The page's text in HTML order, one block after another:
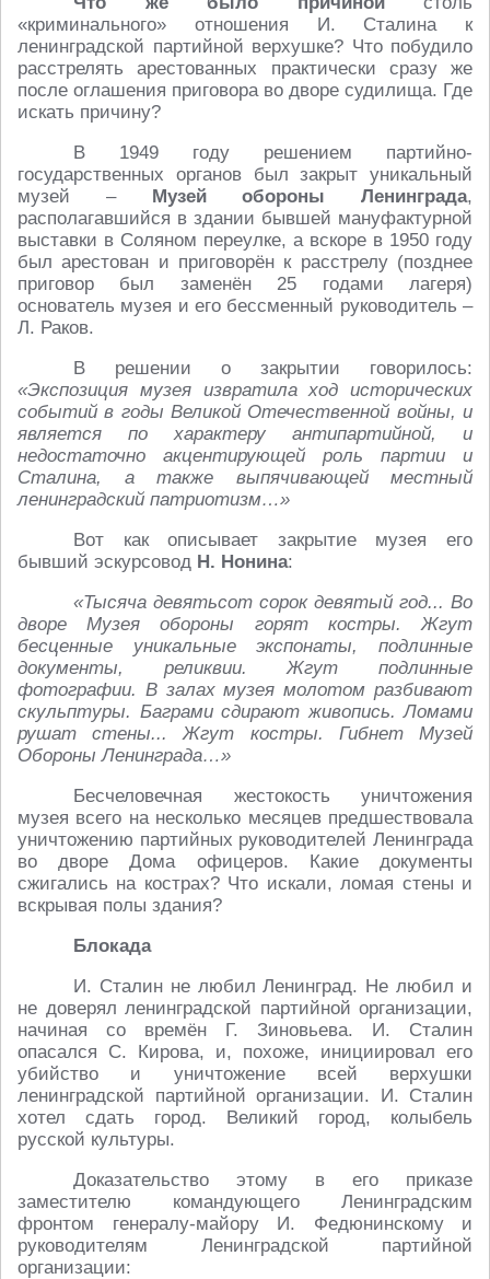
«криминального» отношения И. Сталина к
ленинградской партийной верхушке? Что побудило
расстрелять арестованных практически сразу же
после оглашения приговора во дворе судилища. Где
искать причину?
В 1949 году решением партийно-
государственных органов был закрыт уникальный
музей – Музей обороны Ленинграда,
располагавшийся в здании бывшей мануфактурной
выставки в Соляном переулке, а вскоре в 1950 году
был арестован и приговорён к расстрелу (позднее
приговор был заменён 25 годами лагеря)
основатель музея и его бессменный руководитель –
Л. Раков.
В решении о закрытии говорилось:
«Экспозиция музея извратила ход исторических
событий в годы Великой Отечественной войны, и
является по характеру антипартийной, и
недостаточно акцентирующей роль партии и
Сталина, а также выпячивающей местный
ленинградский патриотизм…»
Вот как описывает закрытие музея его
бывший эскурсовод Н. Нонина:
«Тысяча девятьсот сорок девятый год... Во
дворе Музея обороны горят костры. Жгут
бесценные уникальные экспонаты, подлинные
документы, реликвии. Жгут подлинные
фотографии. В залах музея молотом разбивают
скульптуры. Баграми сдирают живопись. Ломами
рушат стены... Жгут костры. Гибнет Музей
Обороны Ленинграда…»
Бесчеловечная жестокость уничтожения
музея всего на несколько месяцев предшествовала
уничтожению партийных руководителей Ленинграда
во дворе Дома офицеров. Какие документы
сжигались на кострах? Что искали, ломая стены и
вскрывая полы здания?
Блокада
И. Сталин не любил Ленинград. Не любил и
не доверял ленинградской партийной организации,
начиная со времён Г. Зиновьева. И. Сталин
опасался С. Кирова, и, похоже, инициировал его
убийство и уничтожение всей верхушки
ленинградской партийной организации. И. Сталин
хотел сдать город. Великий город, колыбель
русской культуры.
Доказательство этому в его приказе
заместителю командующего Ленинградским
фронтом генералу-майору И. Федюнинскому и
руководителям Ленинградской партийной
организации: